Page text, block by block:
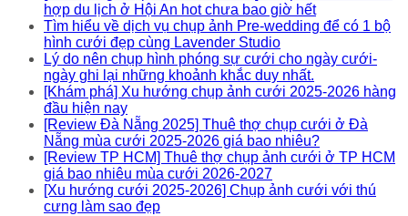
hợp du lịch ở Hội An hot chưa bao giờ hết
Tìm hiểu về dịch vụ chụp ảnh Pre-wedding để có 1 bộ
hình cưới đẹp cùng Lavender Studio
Lý do nên chụp hình phóng sự cưới cho ngày cưới-
ngày ghi lại những khoảnh khắc duy nhất.
[Khám phá] Xu hướng chụp ảnh cưới 2025-2026 hàng
đầu hiện nay
[Review Đà Nẵng 2025] Thuê thợ chụp cưới ở Đà
Nẵng mùa cưới 2025-2026 giá bao nhiêu?
[Review TP HCM] Thuê thợ chụp ảnh cưới ở TP HCM
giá bao nhiêu mùa cưới 2026-2027
[Xu hướng cưới 2025-2026] Chụp ảnh cưới với thú
cưng làm sao đẹp